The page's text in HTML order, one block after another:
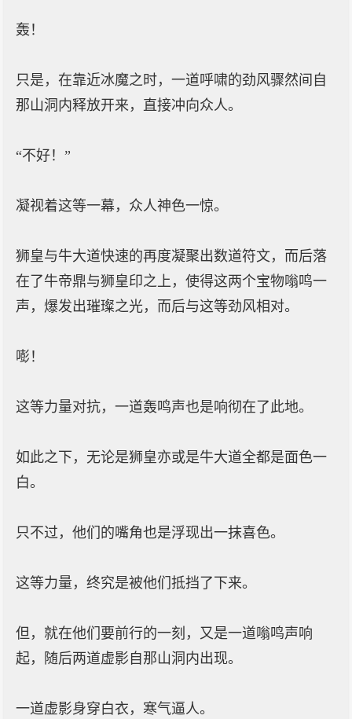
轰！
只是，在靠近冰魔之时，一道呼啸的劲风骤然间自
那山洞内释放开来，直接冲向众人。
“不好！”
凝视着这等一幕，众人神色一惊。
狮皇与牛大道快速的再度凝聚出数道符文，而后落
在了牛帝鼎与狮皇印之上，使得这两个宝物嗡鸣一
声，爆发出璀璨之光，而后与这等劲风相对。
嘭！
这等力量对抗，一道轰鸣声也是响彻在了此地。
如此之下，无论是狮皇亦或是牛大道全都是面色一
白。
只不过，他们的嘴角也是浮现出一抹喜色。
这等力量，终究是被他们抵挡了下来。
但，就在他们要前行的一刻，又是一道嗡鸣声响
起，随后两道虚影自那山洞内出现。
一道虚影身穿白衣，寒气逼人。